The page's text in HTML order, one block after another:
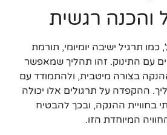
והכנה רגשית
תרגיל ישיבה יומיומי, תורמת
עם התינוק. זהו תהליך שמאפשר
בצורה מיטבית, ולהתמודד עם
ההקפדה על תרגולים אלו יכולה
בחוויית ההנקה, ובכך להבטיח
המיוחדת הזו.